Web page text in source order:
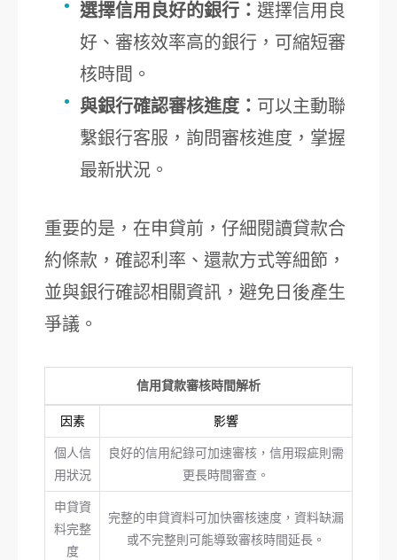
選擇信用良好的銀行： 選擇信用良
好、審核效率高的銀行，可縮短審
核時間。
與銀行確認審核進度： 可以主動聯
繫銀行客服，詢問審核進度，掌握
最新狀況。
重要的是，在申貸前，仔細閱讀貸款合
約條款，確認利率、還款方式等細節，
並與銀行確認相關資訊，避免日後產生
爭議。
信用貸款審核時間解析
因素 影響
個人信
用狀況
良好的信用紀錄可加速審核，信用瑕疵則需
更長時間審查。
申貸資
料完整
度
完整的申貸資料可加快審核速度，資料缺漏
或不完整則可能導致審核時間延長。